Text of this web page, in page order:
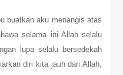
buatkan aku menangis atas
selama ini Allah selalu
lupa selalu bersedekah
diri kita jauh dari Allah,